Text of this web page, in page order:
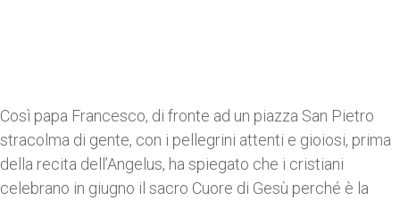
Così papa Francesco, di fronte ad un piazza San Pietro
stracolma di gente, con i pellegrini attenti e gioiosi, prima
della recita dell’Angelus, ha spiegato che i cristiani
celebrano in giugno il sacro Cuore di Gesù perché è la